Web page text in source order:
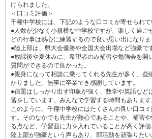
けられました。
＜口コミ評価＞
千種中学校には、下記のような口コミが寄せられて
●人数が少なく小規模な中学校ですが、楽しく過ご
どの行事は熱心に練習するので良い思い出になりま
●陸上部は、県大会優勝や全国大会出場など強豪で
●放課後や夏休みに、希望者のみ補習や勉強会を開
質問ができるので良かった。
●親身になって相談に乗ってくれる先生が多く、些
かりました。無事に卒業でき感謝しています。
●宿題はしっかり出す印象が強く、数学や英語など
習をしています。みんなで学習する時間もあります
このように、千種中学校にはたくさんの良い口コ
す。そのなかでも先生が熱心であることや、補習
る点など、学習面に力を入れていることが高く評価
陸上部が強豪という声もあり、部活動を頑張りた